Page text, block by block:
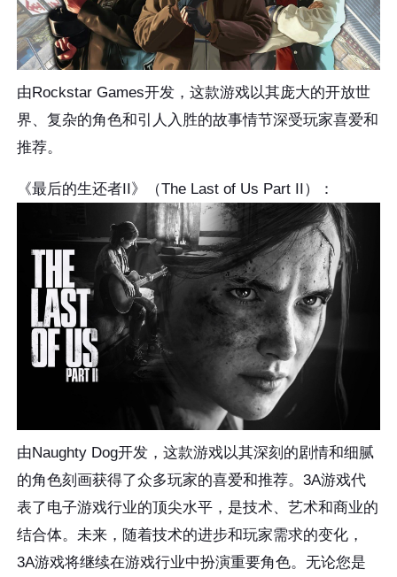
由Rockstar Games开发，这款游戏以其庞大的开放世
界、复杂的角色和引人入胜的故事情节深受玩家喜爱和
推荐。
《最后的生还者II》（The Last of Us Part II）：
由Naughty Dog开发，这款游戏以其深刻的剧情和细腻
的角色刻画获得了众多玩家的喜爱和推荐。3A游戏代
表了电子游戏行业的顶尖水平，是技术、艺术和商业的
结合体。未来，随着技术的进步和玩家需求的变化，
3A游戏将继续在游戏行业中扮演重要角色。无论您是